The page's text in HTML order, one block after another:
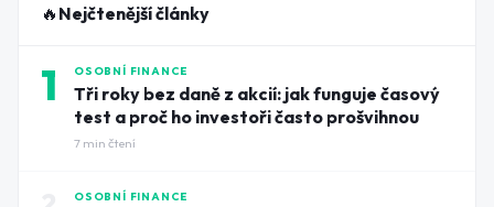
🔥 Nejčtenější články
1 OSOBNÍ FINANCE
Tři roky bez daně z akcií: jak funguje časový
test a proč ho investoři často prošvihnou
7 min čtení
OSOBNÍ FINANCE